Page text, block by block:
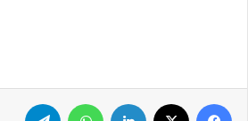
فيسبوك لينكدإن واتساب